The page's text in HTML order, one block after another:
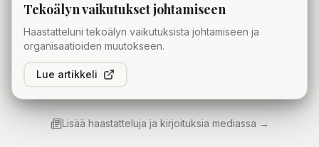
Tekoälyn vaikutukset johtamiseen
Haastatteluni tekoälyn vaikutuksista johtamiseen ja
organisaatioiden muutokseen.
Lue artikkeli
Lisää haastatteluja ja kirjoituksia mediassa →